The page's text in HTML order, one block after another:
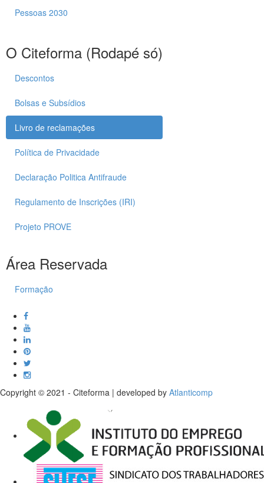
Pessoas 2030
O Citeforma (Rodapé só)
Descontos
Bolsas e Subsídios
Livro de reclamações
Política de Privacidade
Declaração Politica Antifraude
Regulamento de Inscrições (IRI)
Projeto PROVE
Área Reservada
Formação
Copyright © 2021 - Citeforma | developed by Atlanticomp